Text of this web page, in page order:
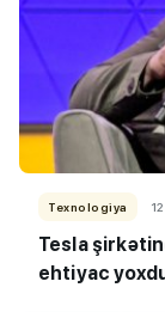
Texnologiya
Tesla
ehtiyac